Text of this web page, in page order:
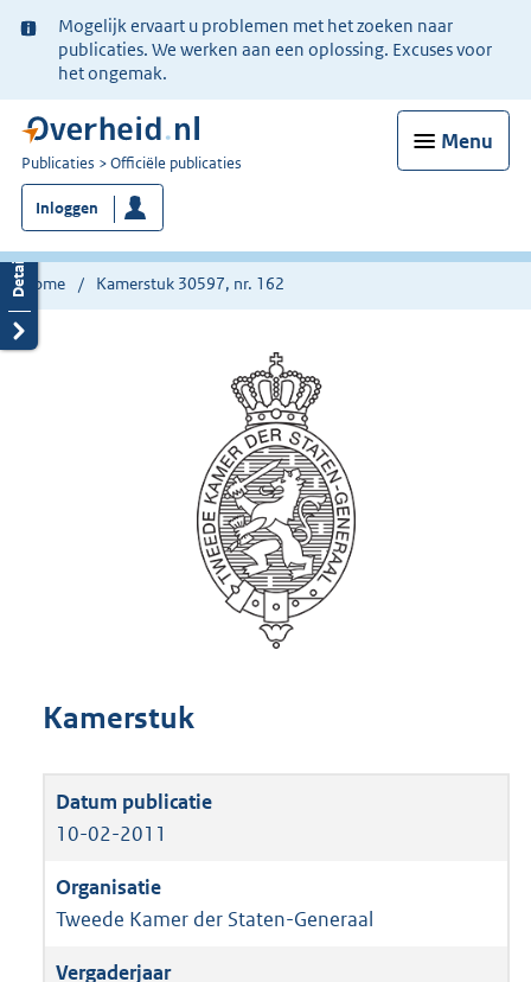
Ter
informatie:
Mogelijk ervaart u problemen met het zoeken naar
publicaties. We werken aan een oplossing. Excuses voor
het ongemak.
Menu
U
bent
nu
hier:
Publicaties Officiële publicaties
Inloggen
Home Kamerstuk 30597, nr. 162
Kamerstuk
10-02-2011
Tweede Kamer der Staten-Generaal